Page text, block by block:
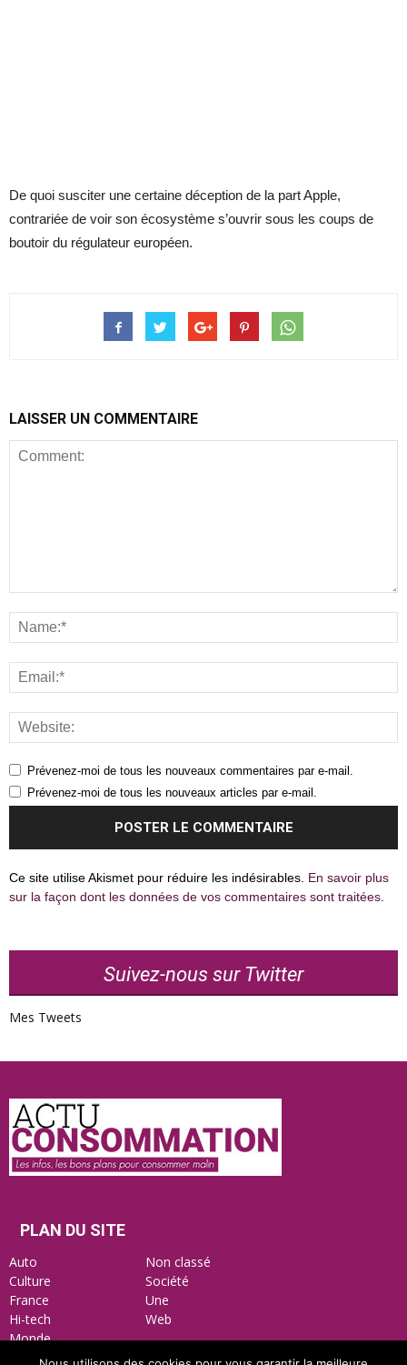
De quoi susciter une certaine déception de la part Apple,
contrariée de voir son écosystème s’ouvrir sous les coups de
boutoir du régulateur européen.
LAISSER UN COMMENTAIRE
Prévenez-moi de tous les nouveaux commentaires par e-mail.
Prévenez-moi de tous les nouveaux articles par e-mail.
Ce site utilise Akismet pour réduire les indésirables. En savoir plus
sur la façon dont les données de vos commentaires sont traitées
Suivez-nous sur Twitter
Mes Tweets
PLAN DU SITE
Auto
Non classé
Culture
Société
France
Une
Hi-tech
Web
Monde